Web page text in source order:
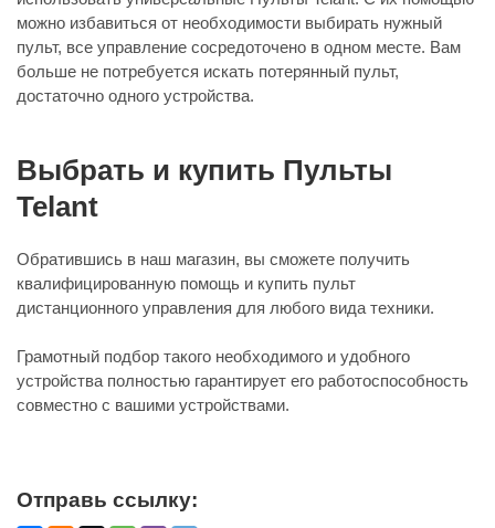
можно избавиться от необходимости выбирать нужный
пульт, все управление сосредоточено в одном месте. Вам
больше не потребуется искать потерянный пульт,
достаточно одного устройства.
Выбрать и купить Пульты
Telant
Обратившись в наш магазин, вы сможете получить
квалифицированную помощь и купить пульт
дистанционного управления для любого вида техники.
Грамотный подбор такого необходимого и удобного
устройства полностью гарантирует его работоспособность
совместно с вашими устройствами.
Отправь ссылку: